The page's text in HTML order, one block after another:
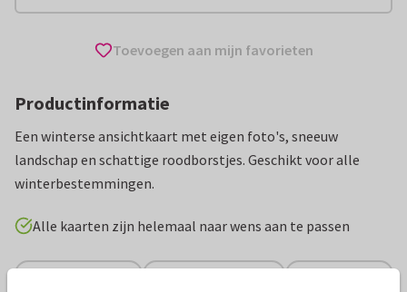
Toevoegen aan mijn favorieten
Productinformatie
Een winterse ansichtkaart met eigen foto's, sneeuw
landschap en schattige roodborstjes. Geschikt voor alle
winterbestemmingen.
Alle kaarten zijn helemaal naar wens aan te passen
Vakantiekaarten Paperhugs - by Lidy Groeten uit...